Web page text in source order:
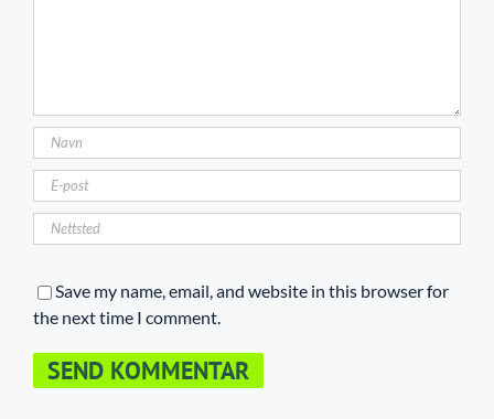
Save my name, email, and website in this browser for
the next time I comment.